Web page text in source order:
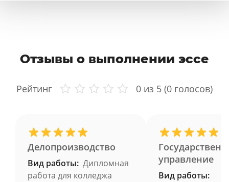
Отзывы о выполнении эссе
Рейтинг 0 из 5 (0 голосов)
Делопроизводство
Вид работы: Дипломная
работа для колледжа
управление
Вид работы: